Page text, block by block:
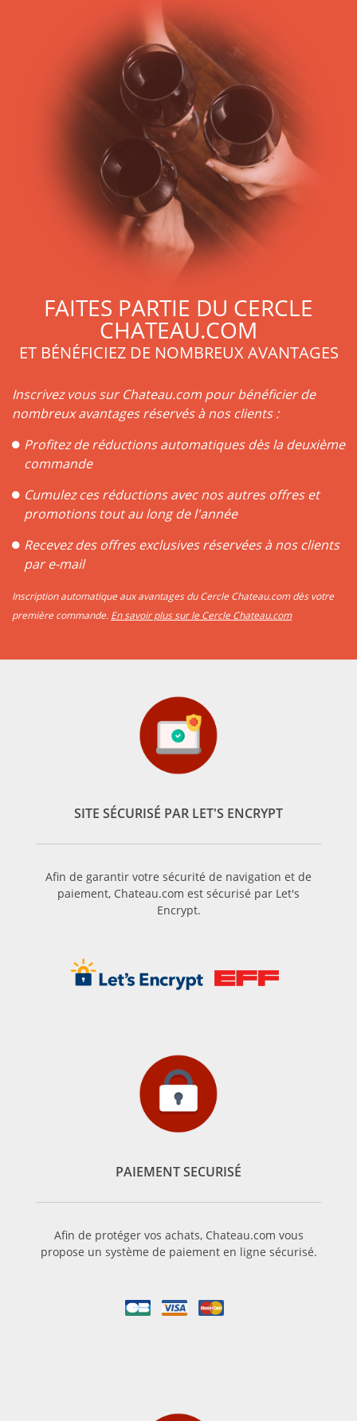
FAITES PARTIE DU CERCLE
CHATEAU.COM
ET BÉNÉFICIEZ DE NOMBREUX AVANTAGES
Inscrivez vous sur Chateau.com pour bénéficier de
nombreux avantages réservés à nos clients :
Profitez de réductions automatiques dès la deuxième
commande
Cumulez ces réductions avec nos autres offres et
promotions tout au long de l'année
Recevez des offres exclusives réservées à nos clients
par e-mail
Inscription automatique aux avantages du Cercle Chateau.com dès votre
première commande. En savoir plus sur le Cercle Chateau.com
SITE SÉCURISÉ PAR LET'S ENCRYPT
Afin de garantir votre sécurité de navigation et de
paiement, Chateau.com est sécurisé par Let's
Encrypt.
PAIEMENT SECURISÉ
Afin de protéger vos achats, Chateau.com vous
propose un système de paiement en ligne sécurisé.